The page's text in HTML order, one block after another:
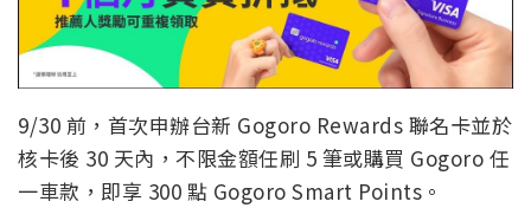
9/30 前，首次申辦台新 Gogoro Rewards 聯名卡並於
核卡後 30 天內，不限金額任刷 5 筆或購買 Gogoro 任
一車款，即享 300 點 Gogoro Smart Points。